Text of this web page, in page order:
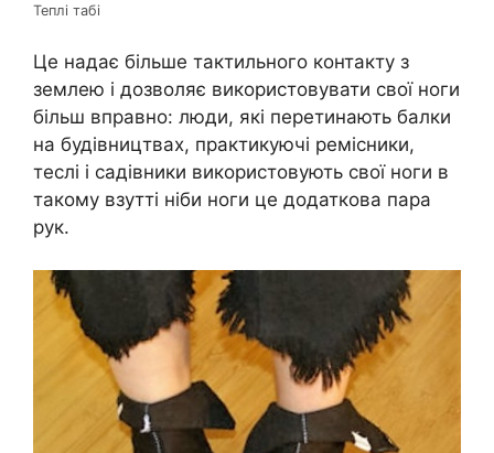
Теплі табі
Це надає більше тактильного контакту з
землею і дозволяє використовувати свої ноги
більш вправно: люди, які перетинають балки
на будівництвах, практикуючі ремісники,
теслі і садівники використовують свої ноги в
такому взутті ніби ноги це додаткова пара
рук.